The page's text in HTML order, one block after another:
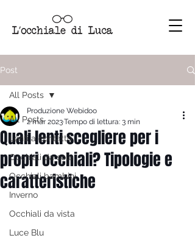
Post
All Posts
Lenti a contatto
Occhiali da sole
Occhiali bambini
Inverno
Occhiali da vista
Luce Blu
All Posts
Quali lenti scegliere per i
propri occhiali? Tipologie e
caratteristiche
Produzione Webidoo
2 mar 2023Tempo di lettura: 3 min